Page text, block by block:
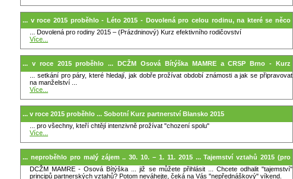
... v roce 2015 proběhlo - Léto 2015 - Dovolená pro celou rodinu, na které se něco
naučíte ...
... Dovolená pro rodiny 2015 – (Prázdninový) Kurz efektivního rodičovství
Více...
... v roce 2015 proběhlo ... DCŽM Osová Bítýška MAMRE a CRSP Brno - Kurz
partnerství (víkendový na DCŽM MAMRE), 2014 - 2015
... setkání pro páry, které hledají, jak dobře prožívat období známosti a jak se připravovat
na manželství ...
Více...
... v roce 2015 proběhlo ... Sobotní Kurz partnerství Blansko 2015
... pro všechny, kteří chtějí intenzivně prožívat "chození spolu"
Více...
... neproběhlo pro malý zájem .. 30. 10. – 1. 11. 2015 ... Tajemství vztahů 2015 (pro
MLADŠÍ od 15+ do 20 let)
DCŽM MAMRE - Osová Bítýška ... již se můžete přihlásit ... Chcete odhalit "tajemství"
principů partnerských vztahů? Potom neváhejte, čeká na Vás "nepřednáškový" víkend.